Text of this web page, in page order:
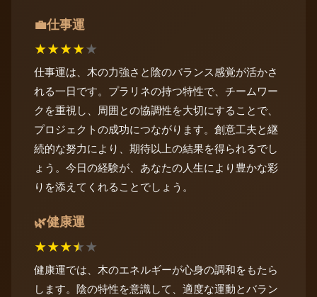
💼仕事運
★★★★★
仕事運は、木の力強さと陰のバランス感覚が活かさ
れる一日です。プラリネの持つ特性で、チームワー
クを重視し、周囲との協調性を大切にすることで、
プロジェクトの成功につながります。創意工夫と継
続的な努力により、期待以上の結果を得られるでし
ょう。今日の経験が、あなたの人生により豊かな彩
りを添えてくれることでしょう。
🌿健康運
★★★★★
健康運では、木のエネルギーが心身の調和をもたら
します。陰の特性を意識して、適度な運動とバラン